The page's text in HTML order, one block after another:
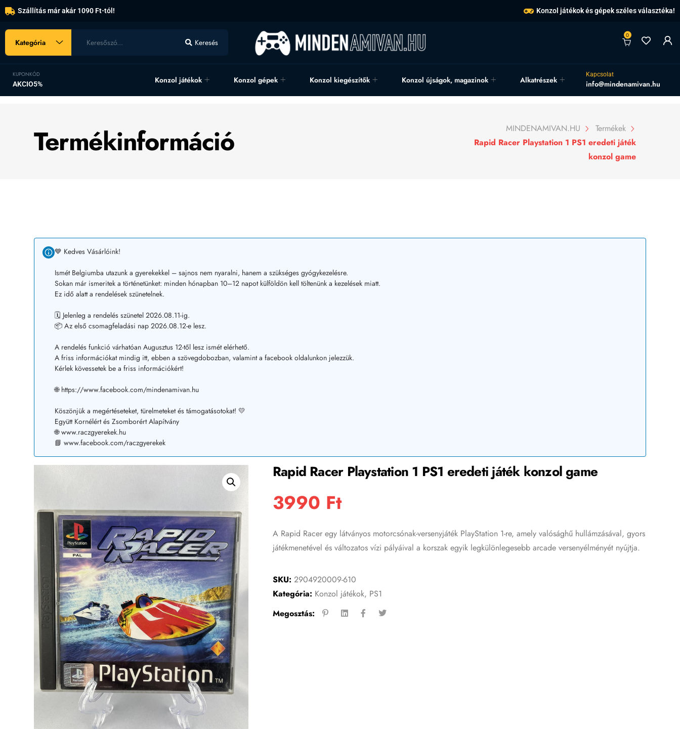
Szállítás már akár 1090 Ft-tól! Konzol játékok és gépek széles választéka!
Kategória Keresés
0
KUPONKÓD
AKCIO5% Konzol játékok Konzol gépek Konzol kiegészítők Konzol újságok, magazinok Alkatrészek
Kapcsolat
info@mindenamivan.hu
Termékinformáció MINDENAMIVAN.HU
Termékek
Rapid Racer Playstation 1 PS1 eredeti játék
konzol game
💙 Kedves Vásárlóink!
Ismét Belgiumba utazunk a gyerekekkel – sajnos nem nyaralni, hanem a szükséges gyógykezelésre.
Sokan már ismeritek a történetünket: minden hónapban 10–12 napot külföldön kell töltenünk a kezelések miatt.
Ez idő alatt a rendelések szünetelnek.
🗓️ Jelenleg a rendelés szünetel 2026.08.11-ig.
📦 Az első csomagfeladási nap 2026.08.12-e lesz.
A rendelés funkció várhatóan Augusztus 12-től lesz ismét elérhető.
A friss információkat mindig itt, ebben a szövegdobozban, valamint a facebook oldalunkon jelezzük.
Kérlek kövessetek be a friss információkért!
🌐 https://www.facebook.com/mindenamivan.hu
Köszönjük a megértéseteket, türelmeteket és támogatásotokat! 💛
Együtt Kornélért és Zsomborért Alapítvány
🌐 www.raczgyerekek.hu
📘 www.facebook.com/raczgyerekek
Rapid Racer Playstation 1 PS1 eredeti játék konzol game
3990 Ft
A Rapid Racer egy látványos motorcsónak-versenyjáték PlayStation 1-re, amely valósághű hullámzásával, gyors
játékmenetével és változatos vízi pályáival a korszak egyik legkülönlegesebb arcade versenyélményét nyújtja.
SKU: 2904920009-610
Kategória: Konzol játékok, PS1
Megosztás: